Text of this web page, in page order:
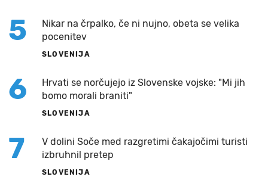
5
Nikar na črpalko, če ni nujno, obeta se velika
pocenitev
SLOVENIJA
6
Hrvati se norčujejo iz Slovenske vojske: "Mi jih
bomo morali braniti"
SLOVENIJA
7
V dolini Soče med razgretimi čakajočimi turisti
izbruhnil pretep
SLOVENIJA